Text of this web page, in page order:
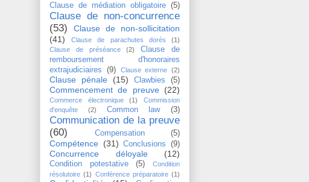
Clause de médiation obligatoire (5)
Clause de non-concurrence
(53)
Clause de non-sollicitation
(41)
Clause de parachutes dorés
(1)
Clause de préséance
(2)
Clause de
remboursement d'honoraires
extrajudiciaires
(9) Clause externe (2)
Clause pénale (15) Clawbies (5)
Commencement de preuve (22)
Commerce électronique (1)
Commission
d'enquête
(2) Common law (3)
Communication de la preuve
(60)
Compensation (5)
Compétence (31) Conclusions (9)
Concurrence déloyale (12)
Condition potestative (5)
Condition
résolutoire (1) Conférence préparatoire (1)